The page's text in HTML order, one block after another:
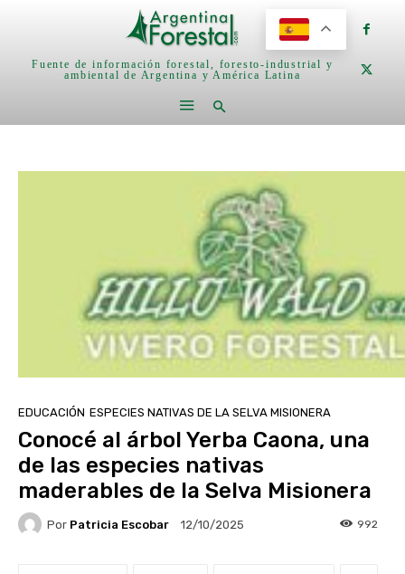
Fuente de información forestal, foresto-industrial y
ambiental de Argentina y América Latina
EDUCACIÓN ESPECIES NATIVAS DE LA SELVA MISIONERA
Conocé al árbol Yerba Caona, una
de las especies nativas
maderables de la Selva Misionera
Por Patricia Escobar 12/10/2025 992